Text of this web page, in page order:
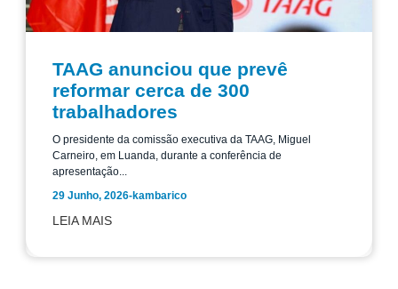
TAAG anunciou que prevê
reformar cerca de 300
trabalhadores
O presidente da comissão executiva da TAAG, Miguel
Carneiro, em Luanda, durante a conferência de
apresentação...
29 Junho, 2026-kambarico
LEIA MAIS